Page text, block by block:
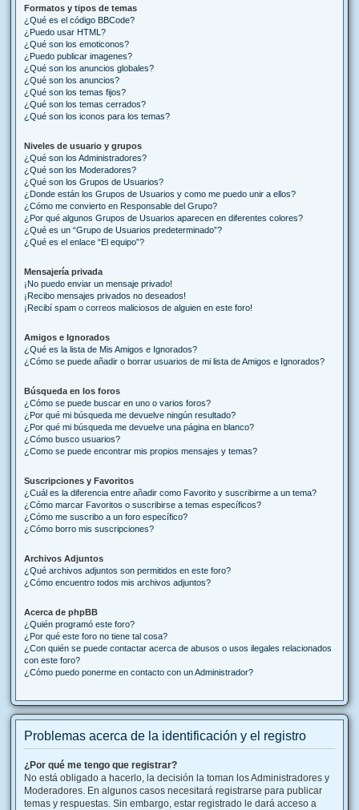
Formatos y tipos de temas
¿Qué es el código BBCode?
¿Puedo usar HTML?
¿Qué son los emoticonos?
¿Puedo publicar imagenes?
¿Qué son los anuncios globales?
¿Qué son los anuncios?
¿Qué son los temas fijos?
¿Qué son los temas cerrados?
¿Qué son los iconos para los temas?
Niveles de usuario y grupos
¿Qué son los Administradores?
¿Qué son los Moderadores?
¿Qué son los Grupos de Usuarios?
¿Donde están los Grupos de Usuarios y como me puedo unir a ellos?
¿Cómo me convierto en Responsable del Grupo?
¿Por qué algunos Grupos de Usuarios aparecen en diferentes colores?
¿Qué es un “Grupo de Usuarios predeterminado”?
¿Qué es el enlace “El equipo”?
Mensajería privada
¡No puedo enviar un mensaje privado!
¡Recibo mensajes privados no deseados!
¡Recibí spam o correos maliciosos de alguien en este foro!
Amigos e Ignorados
¿Qué es la lista de Mis Amigos e Ignorados?
¿Cómo se puede añadir o borrar usuarios de mi lista de Amigos e Ignorados?
Búsqueda en los foros
¿Cómo se puede buscar en uno o varios foros?
¿Por qué mi búsqueda me devuelve ningún resultado?
¿Por qué mi búsqueda me devuelve una página en blanco?
¿Cómo busco usuarios?
¿Como se puede encontrar mis propios mensajes y temas?
Suscripciones y Favoritos
¿Cuál es la diferencia entre añadir como Favorito y suscribirme a un tema?
¿Cómo marcar Favoritos o suscribirse a temas específicos?
¿Cómo me suscribo a un foro específico?
¿Cómo borro mis suscripciones?
Archivos Adjuntos
¿Qué archivos adjuntos son permitidos en este foro?
¿Cómo encuentro todos mis archivos adjuntos?
Acerca de phpBB
¿Quién programó este foro?
¿Por qué este foro no tiene tal cosa?
¿Con quién se puede contactar acerca de abusos o usos ilegales relacionados
con este foro?
¿Cómo puedo ponerme en contacto con un Administrador?
Problemas acerca de la identificación y el registro
¿Por qué me tengo que registrar?
No está obligado a hacerlo, la decisión la toman los Administradores y
Moderadores. En algunos casos necesitará registrarse para publicar
temas y respuestas. Sin embargo, estar registrado le dará acceso a